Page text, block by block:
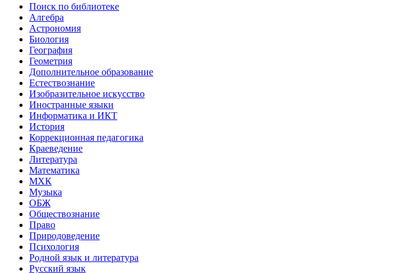
Поиск по библиотеке
Алгебра
Астрономия
Биология
География
Геометрия
Дополнительное образование
Естествознание
Изобразительное искусство
Иностранные языки
Информатика и ИКТ
История
Коррекционная педагогика
Краеведение
Литература
Математика
МХК
Музыка
ОБЖ
Обществознание
Право
Природоведение
Психология
Родной язык и литература
Русский язык